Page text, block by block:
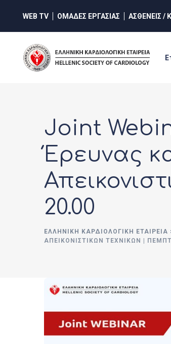
WEB TV ΟΜΑΔΕΣ ΕΡΓΑΣΙΑΣ ΑΣΘΕΝΕΙΣ /
Joint
Έρευνας
20.00
ΕΛΛΗΝΙΚΉ ΚΑΡΔΙΟΛΟΓΙΚΉ ΕΤΑΙΡΕΊΑ
ΑΠΕΙΚΟΝΙΣΤΙΚΏΝ ΤΕΧΝΙΚΏΝ |